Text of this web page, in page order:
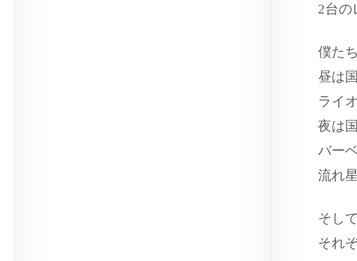
2台の
僕た
昼は
ライ
夜は
バー
流れ
そし
それ